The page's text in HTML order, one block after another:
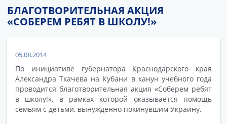
Муниципальные закупки
Государственный и муниципальный контроль
Муниципальное имущество
Публичные слушания и общественные обсуждения
Документы
БЛАГОТВОРИТЕЛЬНАЯ АКЦИЯ
«СОБЕРЕМ РЕБЯТ В ШКОЛУ!»
05.08.2014
По инициативе губернатора Краснодарского края
Александра Ткачева на Кубани в канун учебного года
проводится благотворительная акция «Соберем ребят
в школу!», в рамках которой оказывается помощь
семьям с детьми, вынужденно покинувшим Украину.